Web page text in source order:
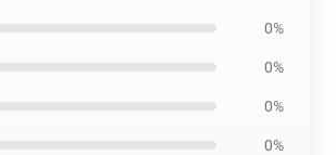
0%
0%
0%
0%